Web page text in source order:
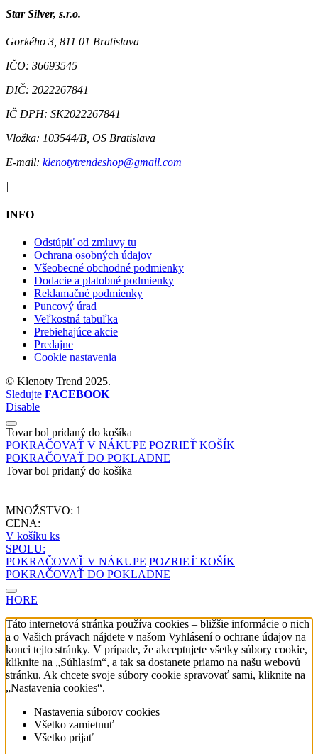
Star Silver, s.r.o.
Gorkého 3, 811 01 Bratislava
IČO: 36693545
DIČ: 2022267841
IČ DPH: SK2022267841
Vložka: 103544/B, OS Bratislava
E-mail: klenotytrendeshop@gmail.com
|
INFO
Odstúpiť od zmluvy tu
Ochrana osobných údajov
Všeobecné obchodné podmienky
Dodacie a platobné podmienky
Reklamačné podmienky
Puncový úrad
Veľkostná tabuľka
Prebiehajúce akcie
Predajne
Cookie nastavenia
© Klenoty Trend 2025.
Sledujte FACEBOOK
Disable
Tovar bol pridaný do košíka
POKRAČOVAŤ V NÁKUPE POZRIEŤ KOŠÍK
POKRAČOVAŤ DO POKLADNE
Tovar bol pridaný do košíka
MNOŽSTVO: 1
CENA:
V košíku ks
SPOLU:
POKRAČOVAŤ V NÁKUPE POZRIEŤ KOŠÍK
POKRAČOVAŤ DO POKLADNE
HORE
Táto internetová stránka používa cookies – bližšie informácie o nich
a o Vašich právach nájdete v našom Vyhlásení o ochrane údajov na
konci tejto stránky. V prípade, že akceptujete všetky súbory cookie,
kliknite na „Súhlasím“, a tak sa dostanete priamo na našu webovú
stránku. Ak chcete svoje súbory cookie spravovať sami, kliknite na
„Nastavenia cookies“.
Nastavenia súborov cookies
Všetko zamietnuť
Všetko prijať